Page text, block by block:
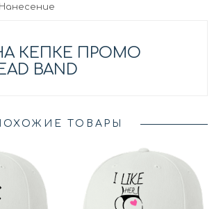
Нанесение
КЕПКЕ ПРОМО
BAND
ТОВАРЫ